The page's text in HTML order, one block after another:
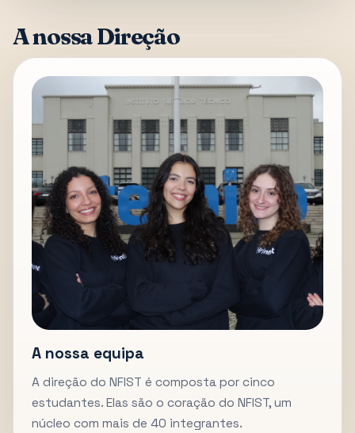
A nossa Direção
A nossa equipa
A direção do NFIST é composta por cinco
estudantes. Elas são o coração do NFIST, um
núcleo com mais de 40 integrantes.